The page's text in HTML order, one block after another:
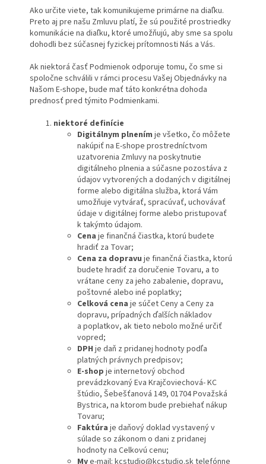
Ako určite viete, tak komunikujeme primárne na diaľku.
Preto aj pre našu Zmluvu platí, že sú použité prostriedky
komunikácie na diaľku, ktoré umožňujú, aby sme sa spolu
dohodli bez súčasnej fyzickej prítomnosti Nás a Vás.
Ak niektorá časť Podmienok odporuje tomu, čo sme si
spoločne schválili v rámci procesu Vašej Objednávky na
Našom E-shope, bude mať táto konkrétna dohoda
prednosť pred týmito Podmienkami.
niektoré definície
Digitálnym plnením je všetko, čo môžete
nakúpiť na E-shope prostredníctvom
uzatvorenia Zmluvy na poskytnutie
digitálneho plnenia a súčasne pozostáva z
údajov vytvorených a dodaných v digitálnej
forme alebo digitálna služba, ktorá Vám
umožňuje vytvárať, spracúvať, uchovávať
údaje v digitálnej forme alebo pristupovať
k takýmto údajom.
Cena je finančná čiastka, ktorú budete
hradiť za Tovar;
Cena za dopravu je finančná čiastka, ktorú
budete hradiť za doručenie Tovaru, a to
vrátane ceny za jeho zabalenie, dopravu,
poštovné alebo iné poplatky;
Celková cena je súčet Ceny a Ceny za
dopravu, prípadných ďalších nákladov
a poplatkov, ak tieto nebolo možné určiť
vopred;
DPH je daň z pridanej hodnoty podľa
platných právnych predpisov;
E-shop je internetový obchod
prevádzkovaný Eva Krajčoviechová- KC
štúdio, Šebešťanová 149, 01704 Považská
Bystrica, na ktorom bude prebiehať nákup
Tovaru;
Faktúra je daňový doklad vystavený v
súlade so zákonom o dani z pridanej
hodnoty na Celkovú cenu;